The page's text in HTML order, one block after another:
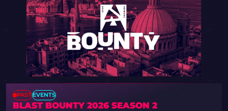
PASTEVENTS
BLAST BOUNTY 2026 SEASON 2